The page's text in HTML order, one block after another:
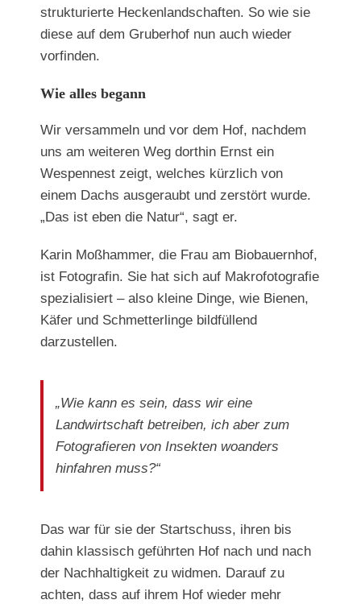
strukturierte Heckenlandschaften. So wie sie
diese auf dem Gruberhof nun auch wieder
vorfinden.
Wie alles begann
Wir versammeln und vor dem Hof, nachdem
uns am weiteren Weg dorthin Ernst ein
Wespennest zeigt, welches kürzlich von
einem Dachs ausgeraubt und zerstört wurde.
„Das ist eben die Natur“, sagt er.
Karin Moßhammer, die Frau am Biobauernhof,
ist Fotografin. Sie hat sich auf Makrofotografie
spezialisiert – also kleine Dinge, wie Bienen,
Käfer und Schmetterlinge bildfüllend
darzustellen.
„Wie kann es sein, dass wir eine
Landwirtschaft betreiben, ich aber zum
Fotografieren von Insekten woanders
hinfahren muss?“
Das war für sie der Startschuss, ihren bis
dahin klassisch geführten Hof nach und nach
der Nachhaltigkeit zu widmen. Darauf zu
achten, dass auf ihrem Hof wieder mehr